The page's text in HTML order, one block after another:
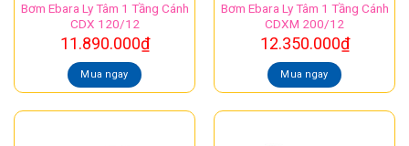
Bơm Ebara Ly Tâm 1 Tầng Cánh
CDX 120/12
11.890.000₫
Mua ngay
Bơm Ebara Ly Tâm 1 Tầng Cánh
CDXM 200/12
12.350.000₫
Mua ngay